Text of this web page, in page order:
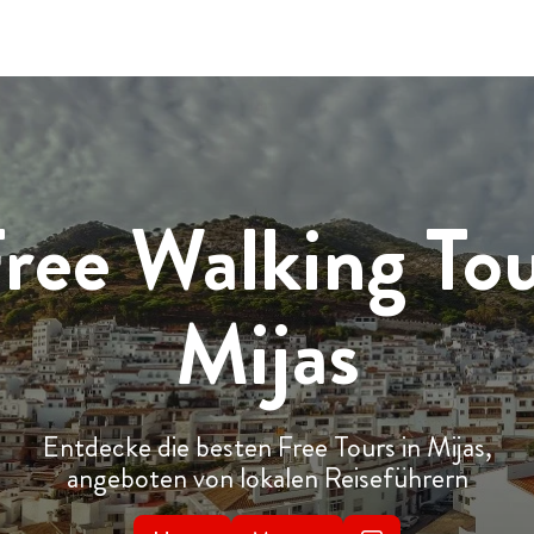
Walking
Mijas
Entdecke die besten Free Tours in Mijas,
angeboten von lokalen Reiseführern